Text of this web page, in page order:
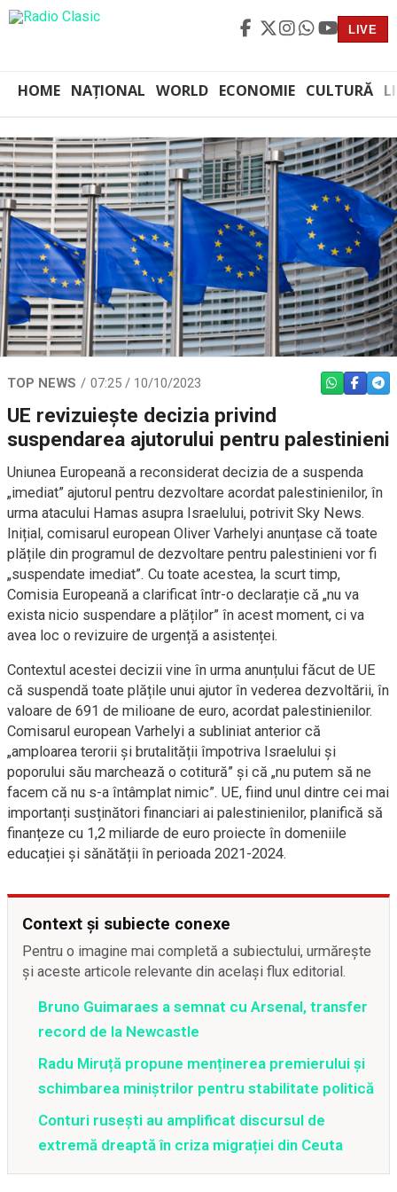
LIVE
HOME NAȚIONAL WORLD ECONOMIE CULTURĂ
TOP NEWS 07:25 / 10/10/2023 WHATSAPP
UE revizuiește decizia privind
suspendarea ajutorului pentru palestinieni
Uniunea Europeană a reconsiderat decizia de a suspenda
„imediat” ajutorul pentru dezvoltare acordat palestinienilor, în
urma atacului Hamas asupra Israelului, potrivit Sky News.
Inițial, comisarul european Oliver Varhelyi anunțase că toate
plățile din programul de dezvoltare pentru palestinieni vor fi
„suspendate imediat”. Cu toate acestea, la scurt timp,
Comisia Europeană a clarificat într-o declarație că „nu va
exista nicio suspendare a plăților” în acest moment, ci va
avea loc o revizuire de urgență a asistenței.
Contextul acestei decizii vine în urma anunțului făcut de UE
că suspendă toate plățile unui ajutor în vederea dezvoltării, în
valoare de 691 de milioane de euro, acordat palestinienilor.
Comisarul european Varhelyi a subliniat anterior că
„amploarea terorii și brutalității împotriva Israelului și
poporului său marchează o cotitură” și că „nu putem să ne
facem că nu s-a întâmplat nimic”. UE, fiind unul dintre cei mai
importanți susținători financiari ai palestinienilor, planifică să
finanțeze cu 1,2 miliarde de euro proiecte în domeniile
educației și sănătății în perioada 2021-2024.
Context și subiecte conexe
Pentru o imagine mai completă a subiectului, urmărește
și aceste articole relevante din același flux editorial.
Bruno Guimaraes a semnat cu Arsenal, transfer
record de la Newcastle
Radu Miruță propune menținerea premierului și
schimbarea miniștrilor pentru stabilitate politică
Conturi rusești au amplificat discursul de
extremă dreaptă în criza migrației din Ceuta